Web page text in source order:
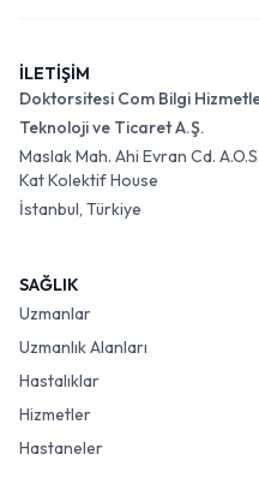
İLETİŞİM
Doktorsitesi Com Bilgi
Teknoloji ve Ticaret A.Ş.
Maslak Mah. Ahi Evran Cd.
Kat Kolektif House
İstanbul, Türkiye
SAĞLIK
Uzmanlar
Uzmanlık Alanları
Hastalıklar
Hizmetler
Hastaneler